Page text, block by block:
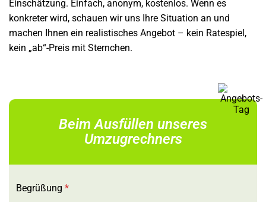
Einschätzung. Einfach, anonym, kostenlos. Wenn es
konkreter wird, schauen wir uns Ihre Situation an und
machen Ihnen ein realistisches Angebot – kein Ratespiel,
kein „ab“-Preis mit Sternchen.
Beim Ausfüllen unseres
Umzugrechners
Begrüßung *